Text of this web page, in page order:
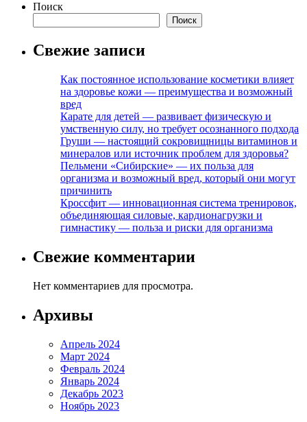
Поиск
Поиск
Свежие записи
Как постоянное использование косметики влияет
на здоровье кожи — преимущества и возможный
вред
Карате для детей — развивает физическую и
умственную силу, но требует осознанного подхода
Груши — настоящий сокровищницы витаминов и
минералов или источник проблем для здоровья?
Пельмени «Сибирские» — их польза для
организма и возможный вред, который они могут
причинить
Кроссфит — инновационная система тренировок,
объединяющая силовые, кардионагрузки и
гимнастику — польза и риски для организма
Свежие комментарии
Нет комментариев для просмотра.
Архивы
Апрель 2024
Март 2024
Февраль 2024
Январь 2024
Декабрь 2023
Ноябрь 2023